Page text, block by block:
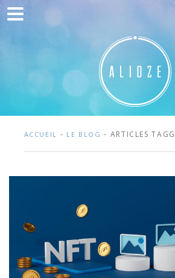
Accueil
Développement web
Acquisition de trafic
ClientsACCUEIL - LE BLOG - ARTICLES